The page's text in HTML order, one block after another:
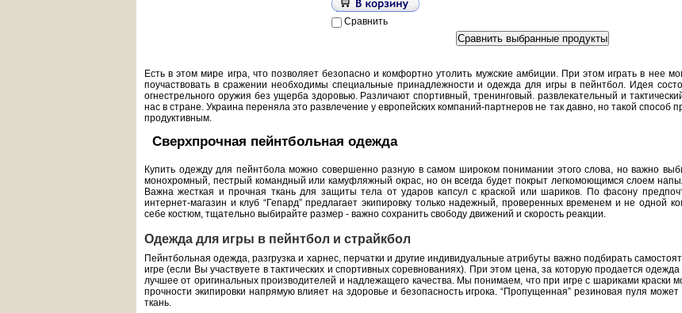
Есть в этом мире игра, что позволяет безопасно и комфортно утолить мужские амбиции. При этом играть в нее
поучаствовать в сражении необходимы специальные принадлежности и одежда для игры в пейнтбол. Идея
огнестрельного оружия без ущерба здоровью. Различают спортивный, тренинговый. развлекательный и
нас в стране. Украина переняла это развлечение у европейских компаний-партнеров не так давно, но такой способ
продуктивным.
Сверхпрочная пейнтбольная одежда
Купить одежду для пейнтбола можно совершенно разную в самом широком понимании этого слова, но важно
монохромный, пестрый командный или камуфляжный окрас, но он всегда будет покрыт легкомоющимся слоем
Важна жесткая и прочная ткань для защиты тела от ударов капсул с краской или шариков. По фасону
интернет-магазин и клуб “Гепард” предлагает экипировку только надежный, проверенных временем и не одной
себе костюм, тщательно выбирайте размер - важно сохранить свободу движений и скорость реакции.
Одежда для игры в пейнтбол и страйкбол
Пейнтбольная одежда, разгрузка и харнес, перчатки и другие индивидуальные атрибуты важно подбирать
игре (если Вы участвуете в тактических и спортивных соревнованиях). При этом цена, за которую продается
лучшее от оригинальных производителей и надлежащего качества. Мы понимаем, что при игре с шариками краски
прочности экипировки напрямую влияет на здоровье и безопасность игрока. “Пропущенная” резиновая пуля
ткань.
Сравнить